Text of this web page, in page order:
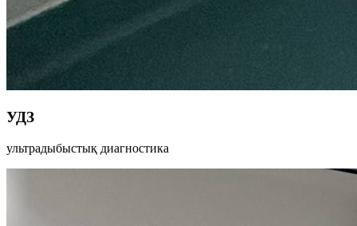
УДЗ
ультрадыбыстық диагностика